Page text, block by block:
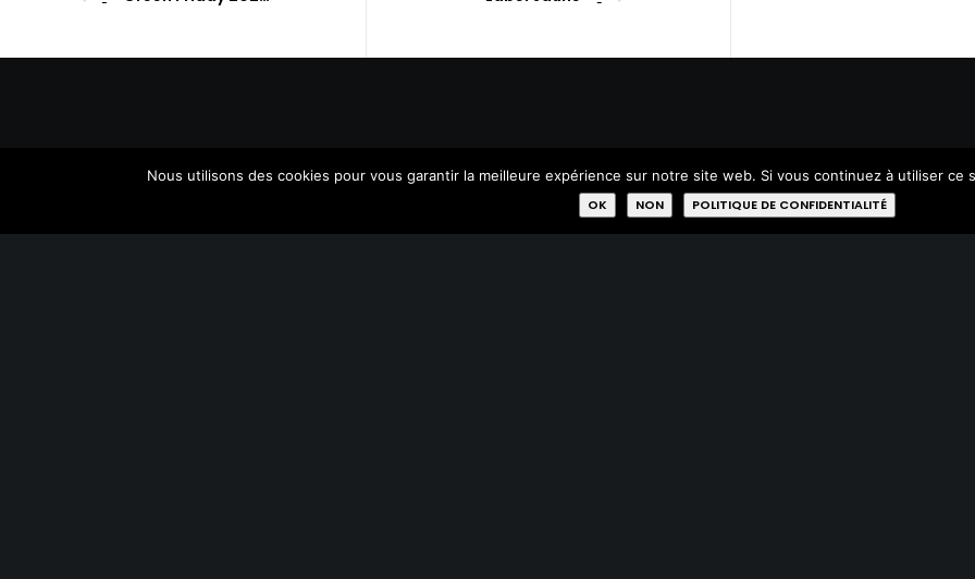
SUIVEZ-NOUS PLAN DU SITE
Acheter
Nous utilisons des cookies pour vous garantir la meilleure expérience sur notre site web. Si vous continuez à utiliser
OK
NON POLITIQUE DE CONFIDENTIALITÉ